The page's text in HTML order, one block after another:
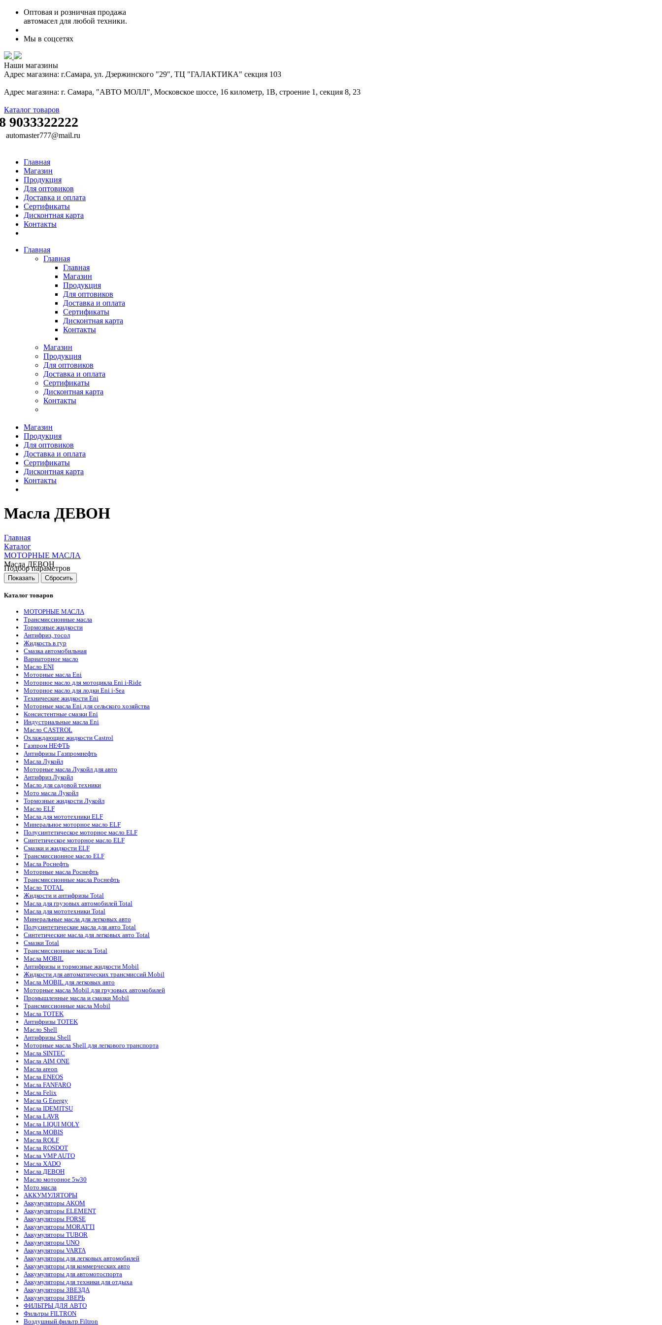
Оптовая и розничная продажа
автомасел для любой техники.
Мы в соцсетях
Наши магазины
Адрес магазина: г.Самара, ул. Дзержинского "29", ТЦ "ГАЛАКТИКА" секция 103
Адрес магазина: г. Самара, "АВТО МОЛЛ", Московское шоссе, 16 километр, 1В, строение 1, секция 8, 23
Каталог товаров
9033322222
automaster777@mail.ru
Главная
Магазин
Продукция
Для оптовиков
Доставка и оплата
Сертификаты
Дисконтная карта
Контакты
Главная
Главная
Главная
Магазин
Продукция
Для оптовиков
Доставка и оплата
Сертификаты
Дисконтная карта
Контакты
Магазин
Продукция
Для оптовиков
Доставка и оплата
Сертификаты
Дисконтная карта
Контакты
Магазин
Продукция
Для оптовиков
Доставка и оплата
Сертификаты
Дисконтная карта
Контакты
Масла ДЕВОН
Главная
Каталог
МОТОРНЫЕ МАСЛА
Масла ДЕВОН
Подбор параметров
Каталог товаров
МОТОРНЫЕ МАСЛА
Трансмиссионные масла
Тормозные жидкости
Антифриз, тосол
Жидкость в гур
Смазка автомобильная
Вариаторное масло
Масло ENI
Моторные масла Eni
Моторное масло для мотоцикла Eni i-Ride
Моторное масло для лодки Eni i-Sea
Технические жидкости Eni
Моторные масла Eni для сельского хозяйства
Консистентные смазки Eni
Индустриальные масла Eni
Масло CASTROL
Охлаждающие жидкости Castrol
Газпром НЕФТЬ
Антифризы Газпромнефть
Масла Лукойл
Моторные масла Лукойл для авто
Антифриз Лукойл
Масло для садовой техники
Мото масла Лукойл
Тормозные жидкости Лукойл
Масло ELF
Масла для мототехники ELF
Минеральное моторное масло ELF
Полусинтетическое моторное масло ELF
Синтетическое моторное масло ELF
Смазки и жидкости ELF
Трансмиссионное масло ELF
Масла Роснефть
Моторные масла Роснефть
Трансмиссионные масла Роснефть
Масло TOTAL
Жидкости и антифризы Total
Масла для грузовых автомобилей Total
Масла для мототехники Total
Минеральные масла для легковых авто
Полусинтетические масла для авто Total
Синтетические масла для легковых авто Total
Смазки Total
Трансмиссионные масла Total
Масла MOBIL
Антифризы и тормозные жидкости Mobil
Жидкости для автоматических трансмиссий Mobil
Масла MOBIL для легковых авто
Моторные масла Mobil для грузовых автомобилей
Промышленные масла и смазки Mobil
Трансмиссионные масла Mobil
Масла TOTEK
Антифризы TOTEK
Масло Shell
Антифризы Shell
Моторные масла Shell для легкового транспорта
Масла SINTEC
Масла AIM ONE
Масла areon
Масла ENEOS
Масла FANFARO
Масла Felix
Масла G Energy
Масла IDEMITSU
Масла LAVR
Масла LIQUI MOLY
Масла MOBIS
Масла ROLF
Масла ROSDOT
Масла VMP AUTO
Масла XADO
Масла ДЕВОН
Масло моторное 5w30
Мото масла
АККУМУЛЯТОРЫ
Аккумуляторы AKOM
Аккумуляторы ELEMENT
Аккумуляторы FORSE
Аккумуляторы MORATTI
Аккумуляторы TUBOR
Аккумуляторы UNO
Аккумуляторы VARTA
Аккумуляторы для легковых автомобилей
Аккумуляторы для коммерческих авто
Аккумуляторы для автомотоспорта
Аккумуляторы для техники для отдыха
Аккумуляторы ЗВЕЗДА
Аккумуляторы ЗВЕРЬ
ФИЛЬТРЫ ДЛЯ АВТО
Фильтры FILTRON
Воздушный фильтр Filtron